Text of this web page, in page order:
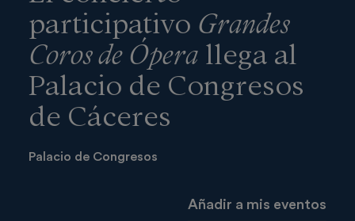
participativo Grandes
Coros de Ópera llega al
Palacio de Congresos
de Cáceres
Palacio de Congresos
Añadir a mis eventos